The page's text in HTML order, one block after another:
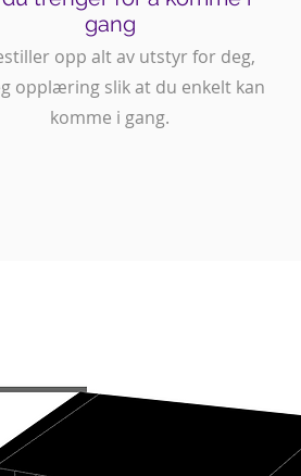
gang
opp alt av utstyr for deg,
opplæring slik at du enkelt kan
komme i gang.